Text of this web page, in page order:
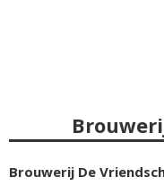
Brouwerij De